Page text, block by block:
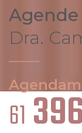
Agende
Dra.
61